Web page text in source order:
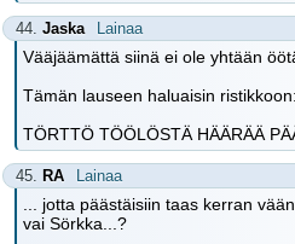
44. Jaska Lainaa
Vääjäämättä siinä ei ole yhtään
Tämän lauseen haluaisin ristikkoon:
TÖRTTÖ TÖÖLÖSTÄ HÄÄRÄÄ
45. RA Lainaa
... jotta päästäisiin taas kerran
vai Sörkka...?